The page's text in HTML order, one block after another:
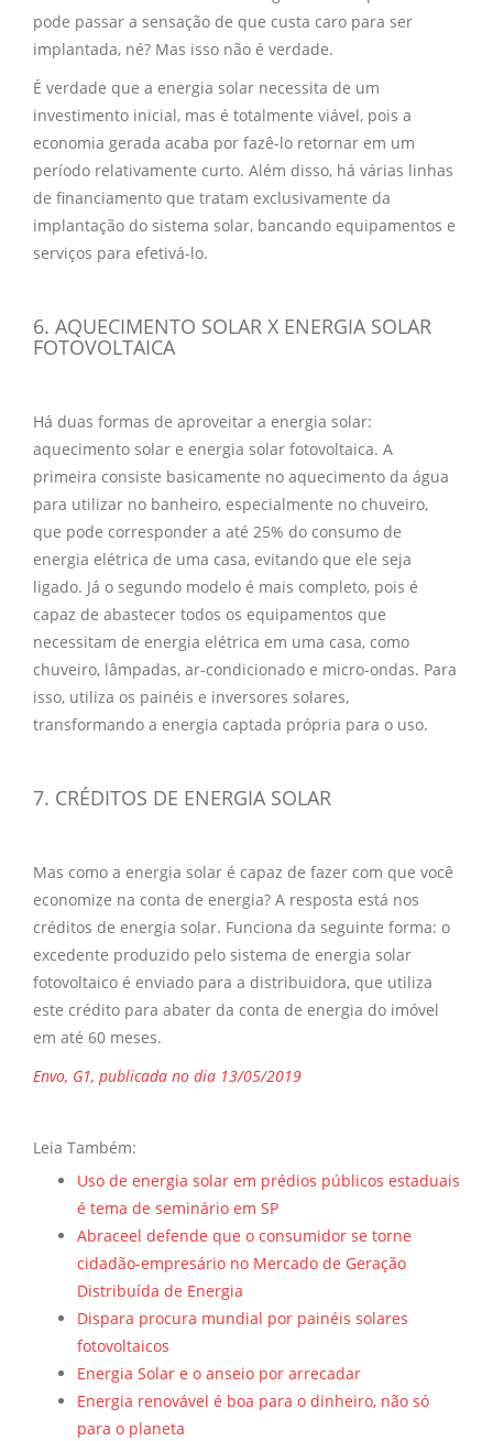
pode passar a sensação de que custa caro para ser
implantada, né? Mas isso não é verdade.
É verdade que a energia solar necessita de um
investimento inicial, mas é totalmente viável, pois a
economia gerada acaba por fazê-lo retornar em um
período relativamente curto. Além disso, há várias linhas
de financiamento que tratam exclusivamente da
implantação do sistema solar, bancando equipamentos e
serviços para efetivá-lo.
6. AQUECIMENTO SOLAR X ENERGIA SOLAR
FOTOVOLTAICA
Há duas formas de aproveitar a energia solar:
aquecimento solar e energia solar fotovoltaica. A
primeira consiste basicamente no aquecimento da água
para utilizar no banheiro, especialmente no chuveiro,
que pode corresponder a até 25% do consumo de
energia elétrica de uma casa, evitando que ele seja
ligado. Já o segundo modelo é mais completo, pois é
capaz de abastecer todos os equipamentos que
necessitam de energia elétrica em uma casa, como
chuveiro, lâmpadas, ar-condicionado e micro-ondas. Para
isso, utiliza os painéis e inversores solares,
transformando a energia captada própria para o uso.
7. CRÉDITOS DE ENERGIA SOLAR
Mas como a energia solar é capaz de fazer com que você
economize na conta de energia? A resposta está nos
créditos de energia solar. Funciona da seguinte forma: o
excedente produzido pelo sistema de energia solar
fotovoltaico é enviado para a distribuidora, que utiliza
este crédito para abater da conta de energia do imóvel
em até 60 meses.
Envo, G1, publicada no dia 13/05/2019
Leia Também:
Uso de energia solar em prédios públicos estaduais
é tema de seminário em SP
Abraceel defende que o consumidor se torne
cidadão-empresário no Mercado de Geração
Distribuída de Energia
Dispara procura mundial por painéis solares
fotovoltaicos
Energia Solar e o anseio por arrecadar
Energia renovável é boa para o dinheiro, não só
para o planeta